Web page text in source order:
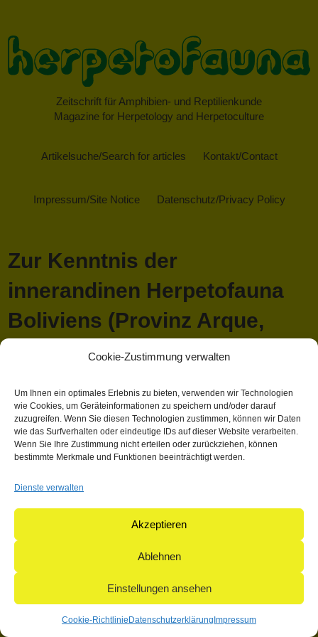
Cookie-Zustimmung verwalten
Um Ihnen ein optimales Erlebnis zu bieten, verwenden wir Technologien
wie Cookies, um Geräteinformationen zu speichern und/oder darauf
zuzugreifen. Wenn Sie diesen Technologien zustimmen, können wir Daten
wie das Surfverhalten oder eindeutige IDs auf dieser Website verarbeiten.
Wenn Sie Ihre Zustimmung nicht erteilen oder zurückziehen, können
bestimmte Merkmale und Funktionen beeinträchtigt werden.
Dienste verwalten
Akzeptieren
Ablehnen
Einstellungen ansehen
Cookie-Richtlinie Datenschutzerklärung Impressum
Zeitschrift für Amphibien- und Reptilienkunde
Magazine for Herpetology and Herpetoculture
Artikelsuche/Search for articles Kontakt/Contact
Impressum/Site Notice Datenschutz/Privacy Policy
Zur Kenntnis der
innerandinen Herpetofauna
Boliviens (Provinz Arque,
Departamento Cochabamba)
April 13, 2018 1:03 p.m. Veröffentlicht von Mathieu Hauck
Kategorisiert in: Allgemein
Dieser Artikel wurde verfasst von Mathieu Hauck
71365 Weinstadt | Germany